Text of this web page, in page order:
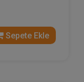
Sepete Ekle